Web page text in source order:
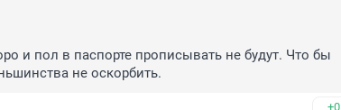
и пол в паспорте прописывать не будут. Что бы
не оскорбить.
+0